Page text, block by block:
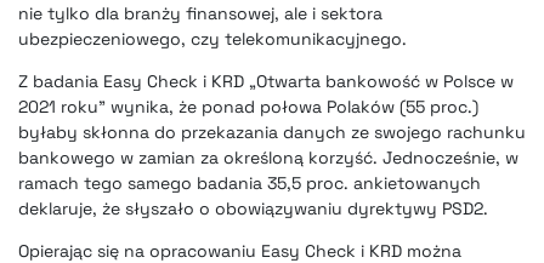
nie tylko dla branży finansowej, ale i sektora
ubezpieczeniowego, czy telekomunikacyjnego.
Z badania Easy Check i KRD „Otwarta bankowość w Polsce w
2021 roku” wynika, że ponad połowa Polaków (55 proc.)
byłaby skłonna do przekazania danych ze swojego rachunku
bankowego w zamian za określoną korzyść. Jednocześnie, w
ramach tego samego badania 35,5 proc. ankietowanych
deklaruje, że słyszało o obowiązywaniu dyrektywy PSD2.
Opierając się na opracowaniu Easy Check i KRD można